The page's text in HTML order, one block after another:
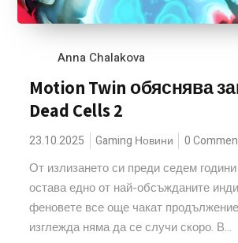
Anna Chalakova
Motion Twin обяснява
Dead Cells 2
23.10.2025 Gaming Новини 0
От излизането си преди седем
остава едно от най-обсъжданите
феновете все още чакат
изглежда няма да се случи скоро. В...